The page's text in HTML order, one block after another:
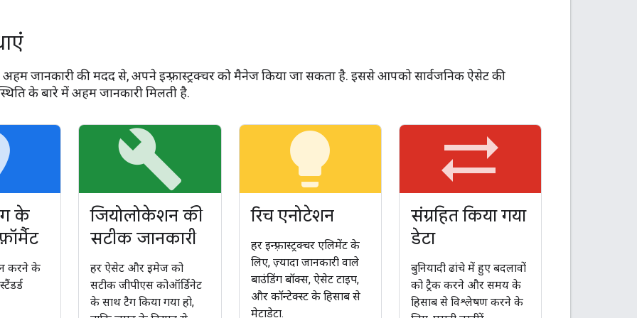
अहम जानकारी की मदद से, अपने इन्फ़्रास्ट्रक्चर को मैनेज किया जा सकता है. इससे आपको सार्वजनिक ऐसेट की
के बारे में अहम जानकारी मिलती है.
के
करने के
build
जियोलोकेशन की
सटीक जानकारी
हर ऐसेट और इमेज को
सटीक जीपीएस कोऑर्डिनेट
के साथ टैग किया गया हो,
lightbulb
रिच एनोटेशन
हर इन्फ़्रास्ट्रक्चर एलिमेंट के
लिए, ज़्यादा जानकारी वाले
बाउंडिंग बॉक्स, ऐसेट टाइप,
और कॉन्टेक्स्ट के हिसाब से
मेटाडेटा.
sync_alt
संग्रहित किया गया
डेटा
बुनियादी ढांचे में हुए बदलावों
को ट्रैक करने और समय के
हिसाब से विश्लेषण करने के